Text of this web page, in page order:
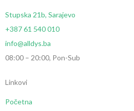
Stupska 21b, Sarajevo
+387 61 540 010
info@alldys.ba
08:00 – 20:00, Pon-Sub
Linkovi
Početna